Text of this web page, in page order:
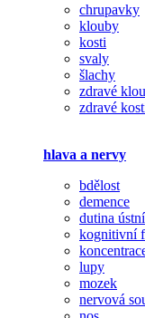
chrupavky
klouby
kosti
svaly
šlachy
zdravé
zdravé
hlava a nervy
bdělost
demence
dutina ústní
kognitivní
lupy
mozek
nervová